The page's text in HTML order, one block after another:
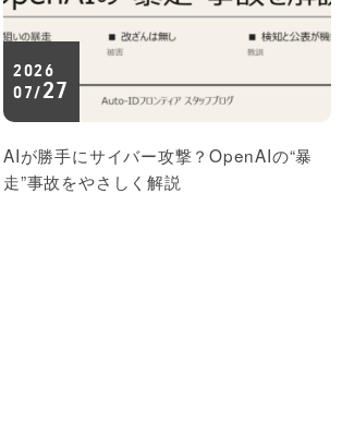
2026
07/ 27
AIが勝手にサイバー攻撃？OpenAIの“暴
走”事故をやさしく解説